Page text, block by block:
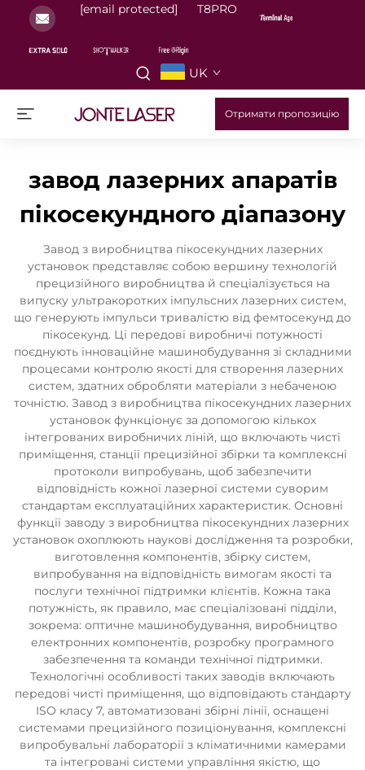
[email protected] T8PRO
UK
Отримати пропозицію
завод лазерних апаратів
пікосекундного діапазону
Завод з виробництва пікосекундних лазерних
установок представляє собою вершину технологій
прецизійного виробництва й спеціалізується на
випуску ультракоротких імпульсних лазерних систем,
що генерують імпульси тривалістю від фемтосекунд до
пікосекунд. Ці передові виробничі потужності
поєднують інноваційне машинобудування зі складними
процесами контролю якості для створення лазерних
систем, здатних обробляти матеріали з небаченою
точністю. Завод з виробництва пікосекундних лазерних
установок функціонує за допомогою кількох
інтегрованих виробничих ліній, що включають чисті
приміщення, станції прецизійної збірки та комплексні
протоколи випробувань, щоб забезпечити
відповідність кожної лазерної системи суворим
стандартам експлуатаційних характеристик. Основні
функції заводу з виробництва пікосекундних лазерних
установок охоплюють наукові дослідження та розробки,
виготовлення компонентів, збірку систем,
випробування на відповідність вимогам якості та
послуги технічної підтримки клієнтів. Кожна така
потужність, як правило, має спеціалізовані підділи,
зокрема: оптичне машинобудування, виробництво
електронних компонентів, розробку програмного
забезпечення та команди технічної підтримки.
Технологічні особливості таких заводів включають
передові чисті приміщення, що відповідають стандарту
ISO класу 7, автоматизовані збірні лінії, оснащені
системами прецизійного позиціонування, комплексні
випробувальні лабораторії з кліматичними камерами
та інтегровані системи управління якістю, що